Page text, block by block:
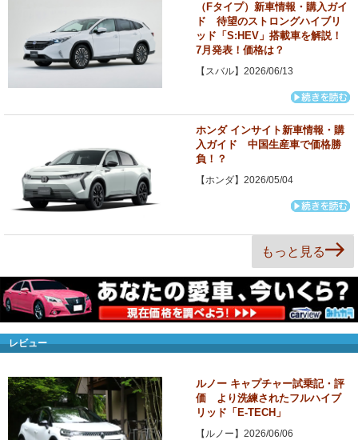
（Fタイプ）新車情報・購入ガイ
ド 待望のストロングハイブリ
ッド「S:HEV」搭載車を解説！
7月発表！価格は？
【スバル】2026/06/13
ホンダ インサイト新車情報・購
入ガイド 中国生産車で価格勝
負！？
【ホンダ】2026/05/04
もっと見る
レビュー
ルノー キャプチャー試乗記・評
価 より洗練されたフルハイブ
リッド「E-TECH」
【ルノー】2026/06/06